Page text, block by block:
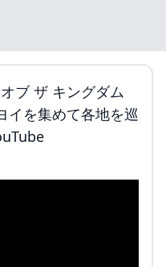
ン
祠
器
ブ ザ キングダム
を集めて各地を巡